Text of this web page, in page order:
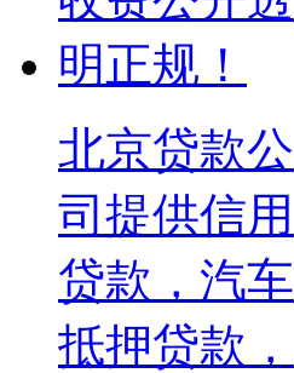
北京贷款公
司提供信用
贷款，汽车
抵押贷款，